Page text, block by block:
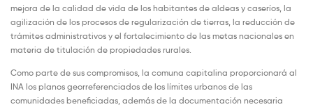
mejora de la calidad de vida de los habitantes de aldeas y caseríos, la
agilización de los procesos de regularización de tierras, la reducción de
trámites administrativos y el fortalecimiento de las metas nacionales en
materia de titulación de propiedades rurales.
Como parte de sus compromisos, la comuna capitalina proporcionará al
INA los planos georreferenciados de los límites urbanos de las
comunidades beneficiadas, además de la documentación necesaria